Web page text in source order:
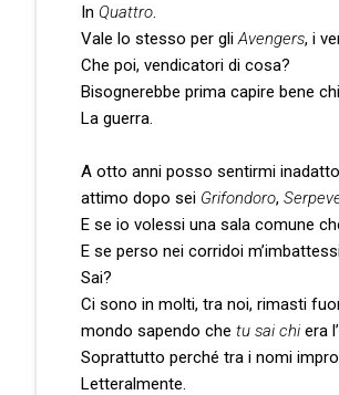
In Quattro.
Vale lo stesso per gliAvengers, i
Che poi, vendicatori di cosa?
Bisognerebbe prima capire bene
La guerra.
A otto anni posso sentirmi
attimo dopo sei Grifondoro,
E se io volessi una sala comune
E se perso nei corridoi
Sai?
Ci sono in molti, tra noi, rimasti
mondo sapendo che tu sai chi era
Soprattutto perché tra i nomi
Letteralmente.